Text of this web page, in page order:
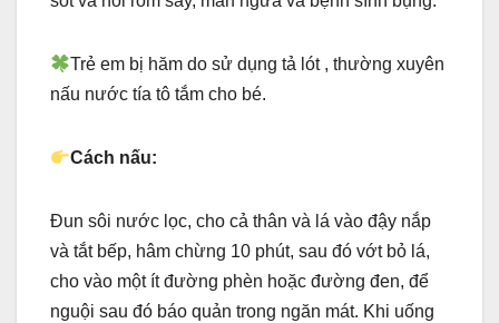
Trẻ em bị hăm do sử dụng tả lót , thường xuyên
nấu nước tía tô tắm cho bé.
Cách nấu:
Đun sôi nước lọc, cho cả thân và lá vào đậy nắp
và tắt bếp, hâm chừng 10 phút, sau đó vớt bỏ lá,
cho vào một ít đường phèn hoặc đường đen, để
nguội sau đó báo quản trong ngăn mát. Khi uống